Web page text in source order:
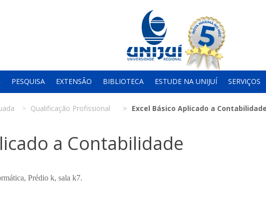
PESQUISA EXTENSÃO BIBLIOTECA ESTUDE NA UNIJUÍ SERVIÇOS
Qualificação Profissional Excel Básico Aplicado a
a Contabilidade